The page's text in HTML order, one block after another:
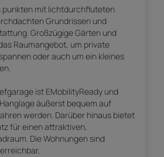
punkten mit lichtdurchfluteten
Grundrissen und
Großzügige Gärten und
Raumangebot, um private
oder auch um ein kleines
ist EMobilityReady und
äußerst bequem auf
werden. Darüber hinaus bietet
für einen attraktiven,
Die Wohnungen sind